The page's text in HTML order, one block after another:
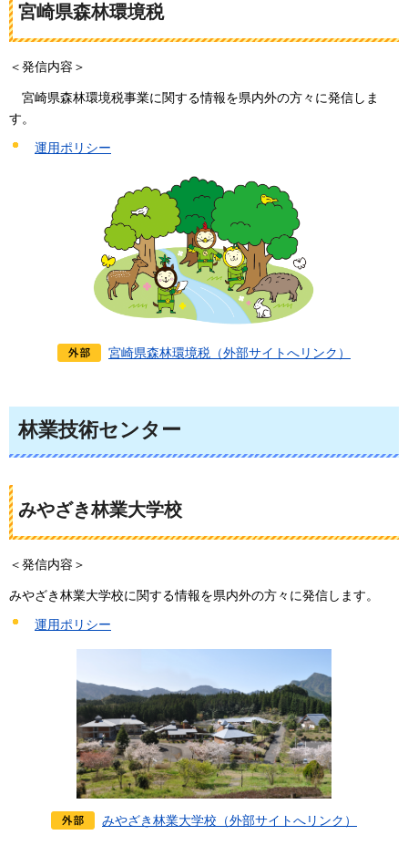
宮崎県森林環境税
＜発信内容＞
宮崎県森林環境税事業に関する情報を県内外の方々に発信しま
す。
運用ポリシー
宮崎県森林環境税（外部サイトへリンク）
林業技術センター
みやざき林業大学校
＜発信内容＞
みやざき林業大学校に関する情報を県内外の方々に発信します。
運用ポリシー
みやざき林業大学校（外部サイトへリンク）